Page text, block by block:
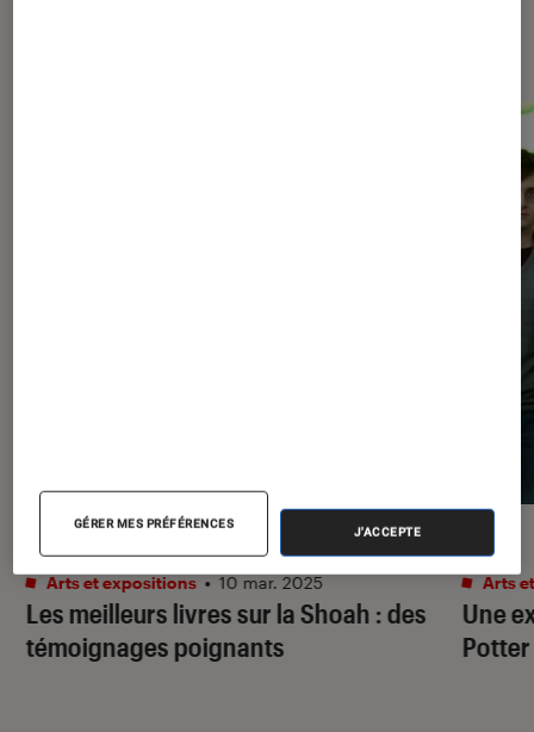
Les meilleurs livres sur la Shoah : des
témoignages poignants
Arts et expositions • 10 mar. 2025
Une
Arts
GÉRER MES PRÉFÉRENCES
J'ACCEPTE